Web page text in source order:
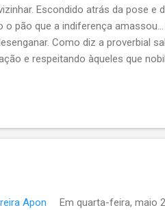
Escondido atrás da pose e
pão que a indiferença
Como diz a proverbial
e respeitando àqueles que
Apon Em quarta-feira, maio